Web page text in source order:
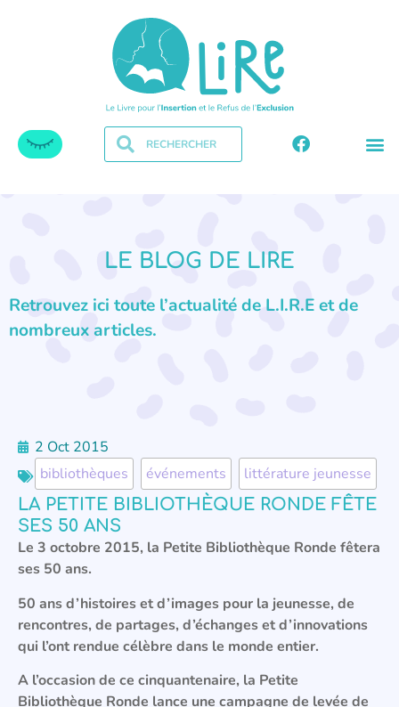
LE BLOG DE LIRE
Retrouvez ici toute l’actualité de L.I.R.E et de
nombreux articles.
2 Oct 2015
bibliothèques
événements littérature jeunesse
LA PETITE BIBLIOTHÈQUE RONDE FÊTE
SES 50 ANS
Le 3 octobre 2015, la Petite Bibliothèque Ronde fêtera
ses 50 ans.
50 ans d’histoires et d’images pour la jeunesse, de
rencontres, de partages, d’échanges et d’innovations
qui l’ont rendue célèbre dans le monde entier.
A l’occasion de ce cinquantenaire, la Petite
Bibliothèque Ronde lance une campagne de levée de